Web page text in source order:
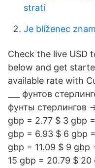
stratí
Je blíženec
Check the live USD
below and get
available rate with
___ фунтов
фунты стерлингов
gbp = 2.77 $ 3 gbp
gbp = 6.93 $ 6 gbp
gbp = 11.09 $ 9 gbp
15 gbp = 20.79 $